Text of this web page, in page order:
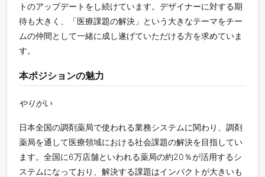
トのアップデートをし続けています。デザイナーに対する期
待も大きく、「医療課題の解決」という大きなテーマをチー
ムの仲間として一緒に成し遂げていただける方を求めていま
す。
本ポジションの魅力
やりがい
日本全国の調剤薬局で使われる業務システムに関わり、調剤
薬局を通して医療領域における社会課題の解決を目指してい
ます。全国に6万店舗といわれる薬局の約20％が活用するシ
ステムになっており、解決する課題はインパクトが大きいも